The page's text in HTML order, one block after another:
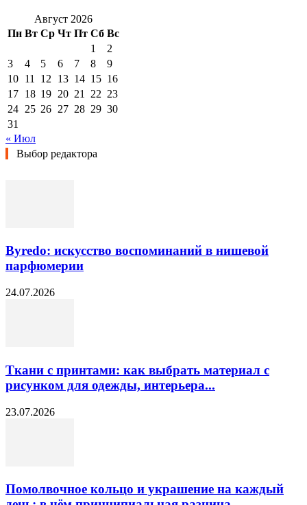
Август 2026
Пн Вт Ср Чт Пт Сб Вс
1
2
3
4 5 6 7 8
9
10 11 12 13 14 15 16
17 18 19 20 21 22 23
24 25 26 27 28 29 30
31
« Июл
Выбор редактора
Byredo: искусство воспоминаний в нишевой
парфюмерии
24.07.2026
Ткани с принтами: как выбрать материал с
рисунком для одежды, интерьера...
23.07.2026
Помолвочное кольцо и украшение на каждый